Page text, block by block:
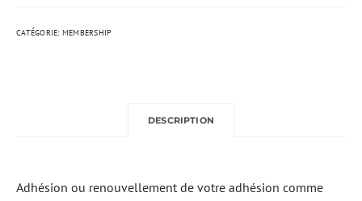
A
CATÉGORIE: MEMBERSHIP
DESCRIPTION
Adhésion ou renouvellement de votre adhésion comme